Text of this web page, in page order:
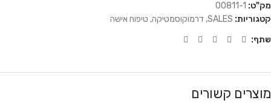
מק"ט: 00811-1
קטגוריות: SALES
, דרמוקוסמטיקה, טיפוח אישה
שתף:
מוצרים קשורים